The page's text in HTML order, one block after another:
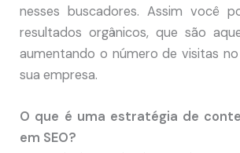
nesses buscadores. Assim você
resultados orgânicos, que são
aumentando o número de visitas
sua empresa.
O que é uma estratégia de
em SEO?